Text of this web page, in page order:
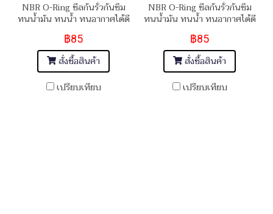
NBR O-Ring ซีลกันรั่วกันซึม
ทนน้ำมัน ทนน้ำ ทนอากาศได้ดี
฿85
สั่งซื้อสินค้า
เปรียบเทียบ
NBR O-Ring ซีลกันรั่วกันซึม
ทนน้ำมัน ทนน้ำ ทนอากาศได้ดี
฿85
สั่งซื้อสินค้า
เปรียบเทียบ